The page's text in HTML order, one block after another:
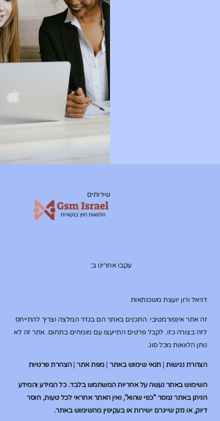
דניאל ורון יועצת משכנתאות
זה אתר אינפורמטיבי. התכנים באתר הם בגדר המלצה וצריך להתייחס
לזה בצורה כזו. לקבל פרטים התייעצו עם מומחים בתחום. אתר זה לא
נותן הלוואות מכל סוג.
הצהרת נגישות|תנאי שימוש באתר|מפת אתר|הצהרת פרטיות
השימוש באתר נעשה על אחריות המשתמש בלבד. כל המידע והמידע
הניתן באתר נמסר "כפי שהוא", ואין האתר אחראי לכל טעות, חוסר
דיוק, או נזק שייגרם ישירות או בעקיפין מהשימוש באתר.
שירותים
עקבו אחרינו ב: